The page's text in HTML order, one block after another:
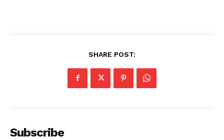
SHARE POST:
Subscribe